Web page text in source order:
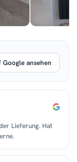
Google ansehen
Lieferung. Hat